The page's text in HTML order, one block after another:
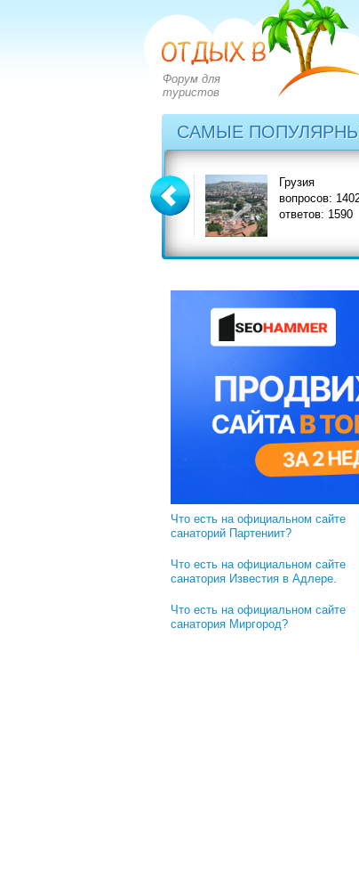
Форум для
туристов
САМЫЕ
вопросов: 2828
Грузия
вопросов: 1402
ответов: 1590
Решенные вопросы!
Что есть на официальном сайте
санаторий Дюльбер?
Что есть на официальном сайте
Что есть на официальном сайте
санаторий Партениит?
Что есть на официальном сайте
санатория Известия в Адлере.
Что есть на официальном сайте
санатория Миргород?